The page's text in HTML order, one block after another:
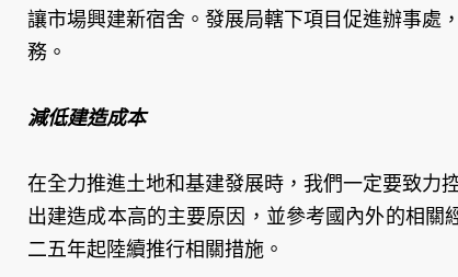
讓市場興建新宿舍。發展局轄下項目促進辦事處
務。
減低建造成本
在全力推進土地和基建發展時，我們一定要致力
出建造成本高的主要原因，並參考國內外的相
二五年起陸續推行相關措施。